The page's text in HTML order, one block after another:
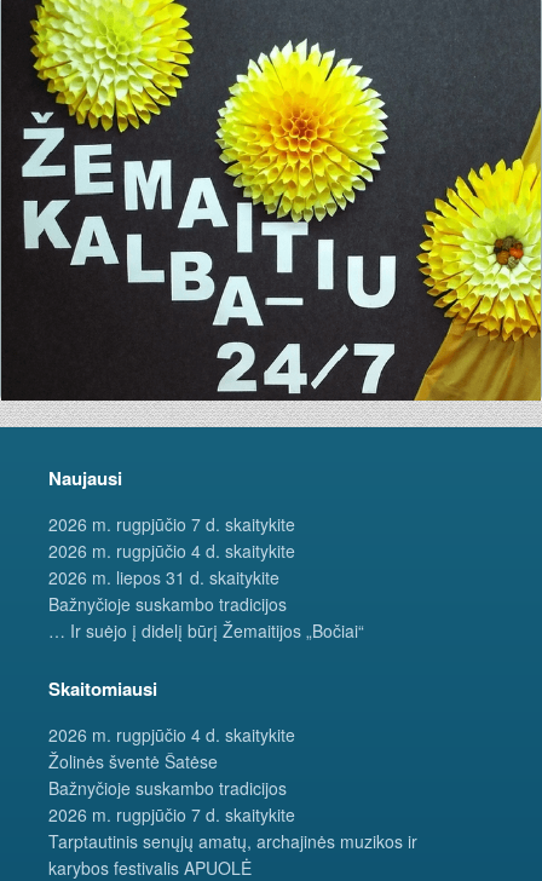
Naujausi
2026 m. rugpjūčio 7 d. skaitykite
2026 m. rugpjūčio 4 d. skaitykite
2026 m. liepos 31 d. skaitykite
Bažnyčioje suskambo tradicijos
… Ir suėjo į didelį būrį Žemaitijos „Bočiai“
Skaitomiausi
2026 m. rugpjūčio 4 d. skaitykite
Žolinės šventė Šatėse
Bažnyčioje suskambo tradicijos
2026 m. rugpjūčio 7 d. skaitykite
Tarptautinis senųjų amatų, archajinės muzikos ir
karybos festivalis APUOLĖ